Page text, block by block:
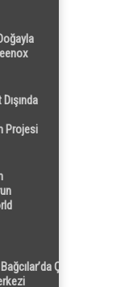
Projesi
Çok